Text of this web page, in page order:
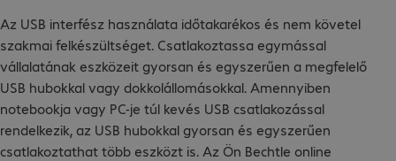
Az USB interfész használata időtakarékos és nem követel
szakmai felkészültséget. Csatlakoztassa egymással
vállalatának eszközeit gyorsan és egyszerűen a megfelelő
USB hubokkal vagy dokkolállomásokkal. Amennyiben
notebookja vagy PC-je túl kevés USB csatlakozással
rendelkezik, az USB hubokkal gyorsan és egyszerűen
csatlakoztathat több eszközt is. Az Ön Bechtle online